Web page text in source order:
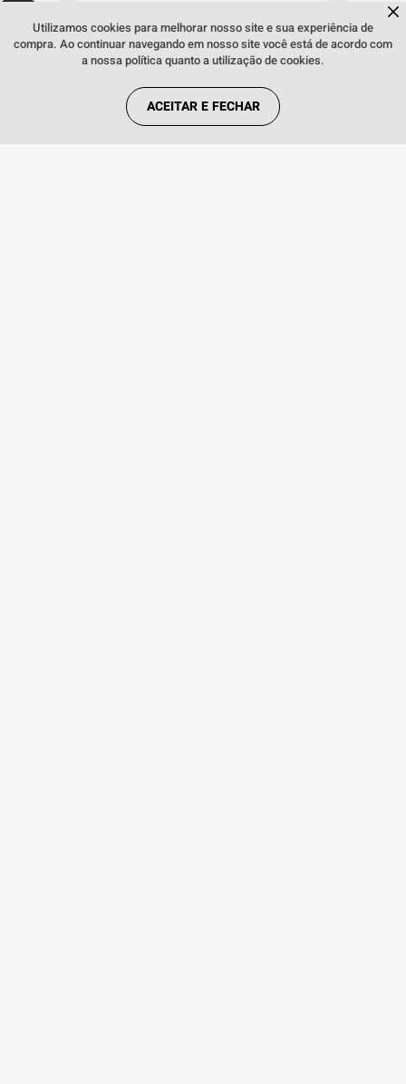
Fale comigo clicando aqui
Utilizamos cookies para melhorar nosso site e sua experiência de
compra. Ao continuar navegando em nosso site você está de acordo com
a nossa política quanto a utilização de cookies.
ACEITAR E FECHAR